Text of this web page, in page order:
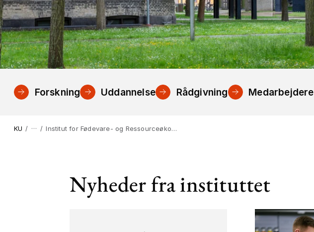
Forskning Uddannelse Rådgivning Medarbejdere
KU Institut for Fødevare- og Ressourceøkonomi
Nyheder fra instituttet